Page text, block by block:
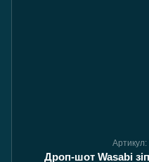
Дроп-шот Wasabi